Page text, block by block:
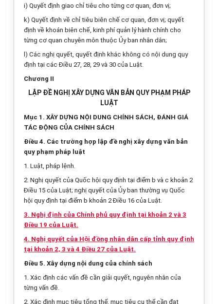
i) Quyết định giao chỉ tiêu cho từng cơ quan, đơn vị;
k) Quyết định về chỉ tiêu biên chế cơ quan, đơn vị; quyết
định về khoán biên chế, kinh phí quản lý hành chính cho
từng cơ quan chuyên môn thuộc Ủy ban nhân dân;
) Các nghị quyết, quyết định khác không có nội dung quy
định tại các Điều 27, 28, 29 và 30 của Luật.
Chương II
LẬP ĐỀ NGHỊ XÂY DỰNG VĂN BẢN QUY PHẠM PHÁP
LUẬT
Mục 1. XÂY DỰNG NỘI DUNG CHÍNH SÁCH, ĐÁNH GIÁ
TÁC ĐỘNG CỦA CHÍNH SÁCH
Điều 4. Các trường hợp lập đề nghị xây dựng văn bản
quy phạm pháp luật
1. Luật, pháp lệnh.
2. Nghị quyết của Quốc hội quy định tại điểm b và c khoản 2
Điều 15 của Luật; nghị quyết của Ủyban thường vụ Quốc
hội quy định tại điểm b khoản 2 Điều 16 của Luật.
3. Nghị định của Chính phủ quy định tại khoản 2 và 3
Điều 19 của Luật.
4. Nghị quyết của Hội đồng nhân dân cấp tỉnh quy định
tại khoản 2, 3 và 4 Điều 27 của Luật.
Điều 5. Xây dựng nội dung của chính sách
1. Xác định các vấn đề cần giải quyết, nguyên nhân của
từng vấn đề.
2. Xác định mục tiêu tổng thể, mục tiêu cụ thể cần đạt